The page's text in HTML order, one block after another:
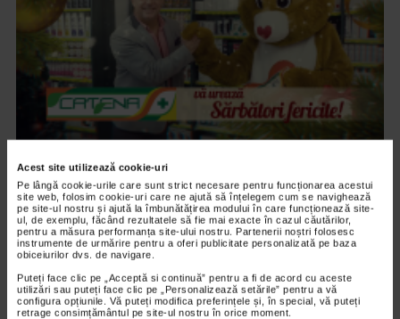
Acest site utilizează cookie-uri
Pe lângă cookie-urile care sunt strict necesare pentru funcționarea acestui
site web, folosim cookie-uri care ne ajută să înțelegem cum se navighează
pe site-ul nostru și ajută la îmbunătățirea modului în care funcționează site-
ul, de exemplu, făcând rezultatele să fie mai exacte în cazul căutărilor,
pentru a măsura performanța site-ului nostru. Partenerii noștri folosesc
instrumente de urmărire pentru a oferi publicitate personalizată pe baza
obiceiurilor dvs. de navigare.
Puteți face clic pe „Acceptă si continuă” pentru a fi de acord cu aceste
utilizări sau puteți face clic pe „Personalizează setările” pentru a vă
configura opțiunile. Vă puteți modifica preferințele și, în special, vă puteți
retrage consimțământul pe site-ul nostru în orice moment.
CAMPANII
Catena si Adrian Enache va ureaza
Sarbatori fericite!
9.607 vizualizari
VIDEO